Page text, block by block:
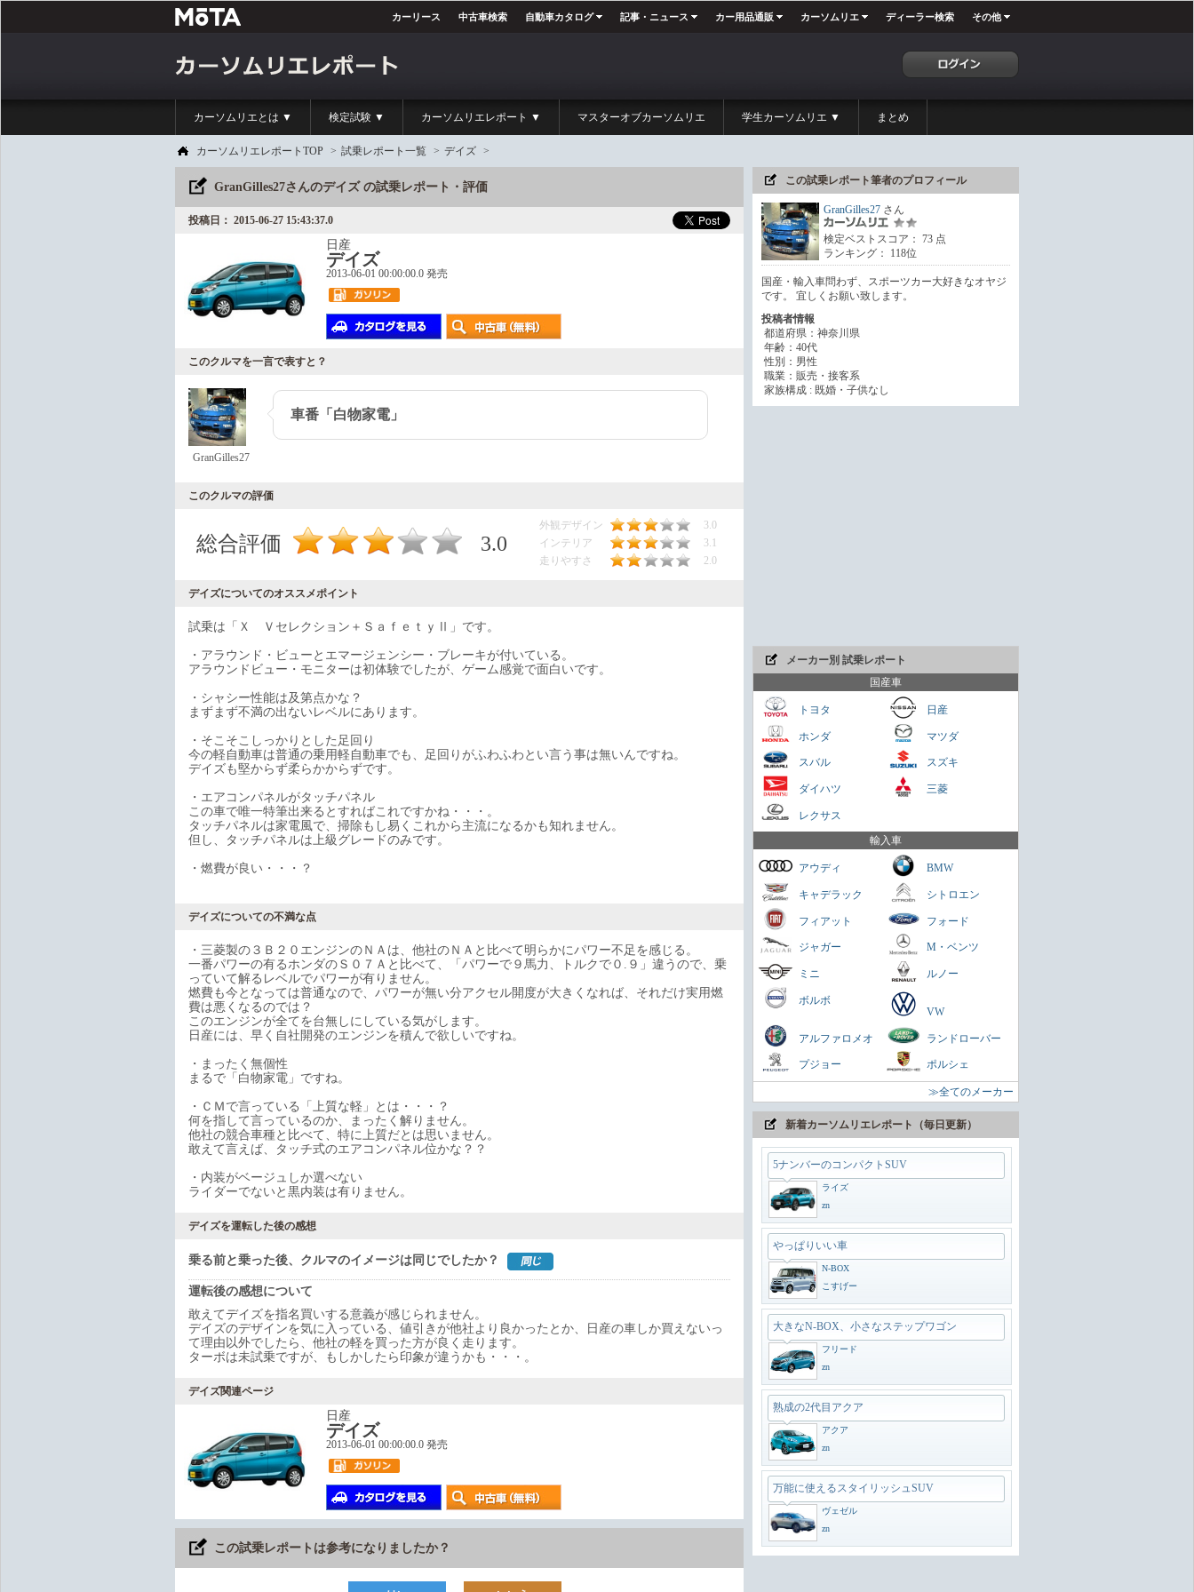
カーリース 中古車検索 自動車カタログ 記事・ニュース カー用品通販 カーソムリエ ディーラー検索 その他
カーソムリエとは ▼ 検定試験 ▼ カーソムリエレポート ▼ マスターオブカーソムリエ 学生カーソムリエ ▼ まとめ
カーソムリエレポートTOP > 試乗レポート一覧 > デイズ >
GranGilles27さんのデイズ の試乗レポート・評価
投稿日： 2015-06-27 15:43:37.0
日産
デイズ
2013-06-01 00:00:00.0 発売
このクルマを一言で表すと？
GranGilles27
車番「白物家電」
このクルマの評価
総合評価 3.0
外観デザイン
3.0
インテリア
3.1
走りやすさ
2.0
デイズについてのオススメポイント
試乗は「Ｘ Ｖセレクション＋ＳａｆｅｔｙⅡ」です。
・アラウンド・ビューとエマージェンシー・ブレーキが付いている。
アラウンドビュー・モニターは初体験でしたが、ゲーム感覚で面白いです。
・シャシー性能は及第点かな？
まずまず不満の出ないレベルにあります。
・そこそこしっかりとした足回り
今の軽自動車は普通の乗用軽自動車でも、足回りがふわふわとい言う事は無いんですね。
デイズも堅からず柔らかからずです。
・エアコンパネルがタッチパネル
この車で唯一特筆出来るとすればこれですかね・・・。
タッチパネルは家電風で、掃除もし易くこれから主流になるかも知れません。
但し、タッチパネルは上級グレードのみです。
・燃費が良い・・・？
デイズについての不満な点
・三菱製の３Ｂ２０エンジンのＮＡは、他社のＮＡと比べて明らかにパワー不足を感じる。
一番パワーの有るホンダのＳ０７Ａと比べて、「パワーで９馬力、トルクで０.９」違うので、乗
っていて解るレベルでパワーが有りません。
燃費も今となっては普通なので、パワーが無い分アクセル開度が大きくなれば、それだけ実用燃
費は悪くなるのでは？
このエンジンが全てを台無しにしている気がします。
日産には、早く自社開発のエンジンを積んで欲しいですね。
・まったく無個性
まるで「白物家電」ですね。
・ＣＭで言っている「上質な軽」とは・・・？
何を指して言っているのか、まったく解りません。
他社の競合車種と比べて、特に上質だとは思いません。
敢えて言えば、タッチ式のエアコンパネル位かな？？
・内装がベージュしか選べない
ライダーでないと黒内装は有りません。
デイズを運転した後の感想
乗る前と乗った後、クルマのイメージは同じでしたか？
運転後の感想について
敢えてデイズを指名買いする意義が感じられません。
デイズのデザインを気に入っている、値引きが他社より良かったとか、日産の車しか買えないっ
て理由以外でしたら、他社の軽を買った方が良く走ります。
ターボは未試乗ですが、もしかしたら印象が違うかも・・・。
デイズ関連ページ
日産
デイズ
2013-06-01 00:00:00.0 発売
この試乗レポートは参考になりましたか？
この試乗レポート筆者のプロフィール
GranGilles27 さん
検定ベストスコア： 73 点
ランキング： 118位
国産・輸入車問わず、スポーツカー大好きなオヤジ
です。 宜しくお願い致します。
投稿者情報
都道府県：神奈川県
年齢：40代
性別：男性
職業：販売・接客系
家族構成 : 既婚・子供なし
メーカー別 試乗レポート
国産車
トヨタ 日産
ホンダ マツダ
スバル スズキ
ダイハツ 三菱
レクサス
輸入車
アウディ BMW
キャデラック シトロエン
フィアット フォード
ジャガー M・ベンツ
ミニ ルノー
ボルボ
VW
アルファロメオ ランドローバー
プジョー ポルシェ
≫全てのメーカー
新着カーソムリエレポート（毎日更新）
今や貴重なセダンだが800万円は高いかも
さくらもち
家族を乗せられる男のロマン
コンパクトスペシャリティーSUV
まさに陸の巡洋艦
zn
ちょうどいいSUV
ヴェゼル
zn
5ナンバーのコンパクトSUV
ライズ
zn
やっぱりいい車
N-BOX
こすげー
大きなN-BOX、小さなステップワゴン
フリード
zn
熟成の2代目アクア
アクア
zn
万能に使えるスタイリッシュSUV
ヴェゼル
zn